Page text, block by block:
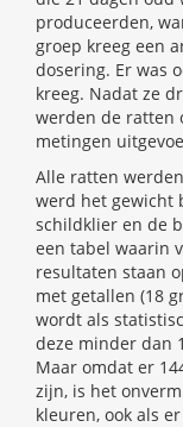
produceerden,
groep kreeg een
dosering. Er was
kreeg. Nadat ze
werden de ratten
metingen
Alle ratten
werd het gewicht
schildklier en de
een tabel waarin
resultaten staan
met getallen (18
wordt als
deze minder dan
Maar omdat er
zijn, is het
kleuren, ook als